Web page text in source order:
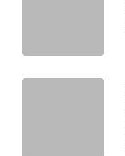
METRO
JAKARTA